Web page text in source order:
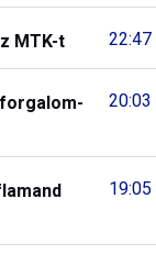
22:47
MTK-t
20:03
19:05